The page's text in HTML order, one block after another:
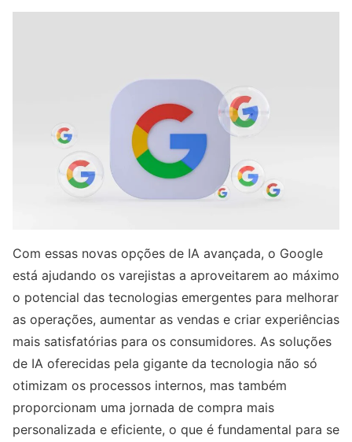
Com essas novas opções de IA avançada, o Google
está ajudando os varejistas a aproveitarem ao máximo
o potencial das tecnologias emergentes para melhorar
as operações, aumentar as vendas e criar experiências
mais satisfatórias para os consumidores. As soluções
de IA oferecidas pela gigante da tecnologia não só
otimizam os processos internos, mas também
proporcionam uma jornada de compra mais
personalizada e eficiente, o que é fundamental para se